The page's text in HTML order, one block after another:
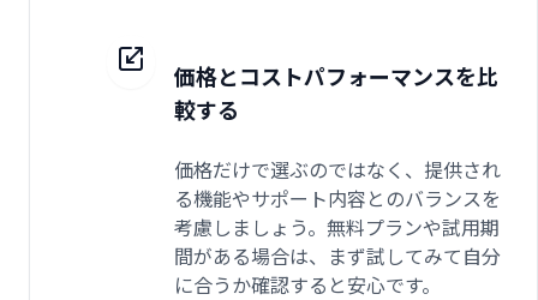
価格とコストパフォーマンスを比
較する
価格だけで選ぶのではなく、提供され
る機能やサポート内容とのバランスを
考慮しましょう。無料プランや試用期
間がある場合は、まず試してみて自分
に合うか確認すると安心です。